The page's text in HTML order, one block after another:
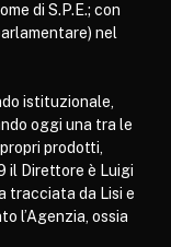
di S.P.E.; con
nel
istituzionale,
oggi una tra le
prodotti,
il Direttore è Luigi
tracciata da Lisi e
l’Agenzia, ossia